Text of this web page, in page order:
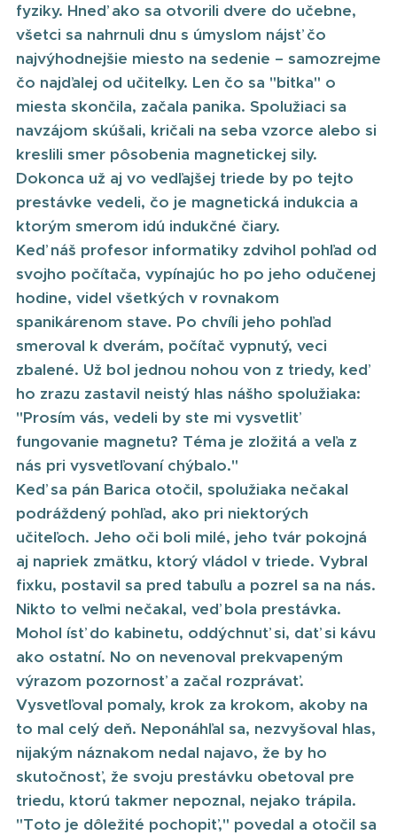
fyziky. Hneď ako sa otvorili dvere do učebne,
všetci sa nahrnuli dnu s úmyslom nájsť čo
najvýhodnejšie miesto na sedenie – samozrejme
čo najďalej od učiteľky. Len čo sa "bitka" o
miesta skončila, začala panika. Spolužiaci sa
navzájom skúšali, kričali na seba vzorce alebo si
kreslili smer pôsobenia magnetickej sily.
Dokonca už aj vo vedľajšej triede by po tejto
prestávke vedeli, čo je magnetická indukcia a
ktorým smerom idú indukčné čiary.
Keď náš profesor informatiky zdvihol pohľad od
svojho počítača, vypínajúc ho po jeho odučenej
hodine, videl všetkých v rovnakom
spanikárenom stave. Po chvíli jeho pohľad
smeroval k dverám, počítač vypnutý, veci
zbalené. Už bol jednou nohou von z triedy, keď
ho zrazu zastavil neistý hlas nášho spolužiaka:
"Prosím vás, vedeli by ste mi vysvetliť
fungovanie magnetu? Téma je zložitá a veľa z
nás pri vysvetľovaní chýbalo."
Keď sa pán Barica otočil, spolužiaka nečakal
podráždený pohľad, ako pri niektorých
učiteľoch. Jeho oči boli milé, jeho tvár pokojná
aj napriek zmätku, ktorý vládol v triede. Vybral
fixku, postavil sa pred tabuľu a pozrel sa na nás.
Nikto to veľmi nečakal, veď bola prestávka.
Mohol ísť do kabinetu, oddýchnuť si, dať si kávu
ako ostatní. No on nevenoval prekvapeným
výrazom pozornosť a začal rozprávať.
Vysvetľoval pomaly, krok za krokom, akoby na
to mal celý deň. Neponáhľal sa, nezvyšoval hlas,
nijakým náznakom nedal najavo, že by ho
skutočnosť, že svoju prestávku obetoval pre
triedu, ktorú takmer nepoznal, nejako trápila.
"Toto je dôležité pochopiť," povedal a otočil sa